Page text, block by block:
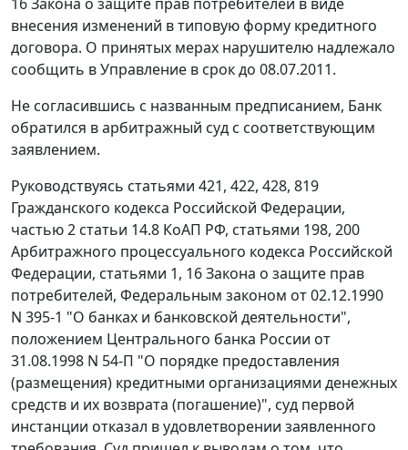
16 Закона о защите прав потребителей в виде
внесения изменений в типовую форму кредитного
договора. О принятых мерах нарушителю надлежало
сообщить в Управление в срок до 08.07.2011.
Не согласившись с названным предписанием, Банк
обратился в арбитражный суд с соответствующим
заявлением.
Руководствуясь статьями 421, 422, 428, 819
Гражданского кодекса Российской Федерации,
частью 2 статьи 14.8 КоАП РФ, статьями 198, 200
Арбитражного процессуального кодекса Российской
Федерации, статьями 1, 16 Закона о защите прав
потребителей, Федеральным законом от 02.12.1990
N 395-1 "О банках и банковской деятельности",
положением Центрального банка России от
31.08.1998 N 54-П "О порядке предоставления
(размещения) кредитными организациями денежных
средств и их возврата (погашение)", суд первой
инстанции отказал в удовлетворении заявленного